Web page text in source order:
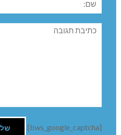
תגובה
[bws_google_captcha]